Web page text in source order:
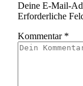
Deine E-Mail-
Erforderliche
Kommentar *